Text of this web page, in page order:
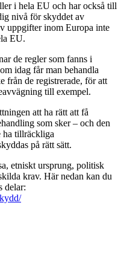
i hela EU och har också till
nivå för skyddet av
uppgifter inom Europa inte
EU.
de regler som fanns i
idag får man behandla
från de registrerade, för att
till exempel.
att ha rätt att få
som sker – och den
ha tillräckliga
på rätt sätt.
etniskt ursprung, politisk
krav. Här nedan kan du
delar: